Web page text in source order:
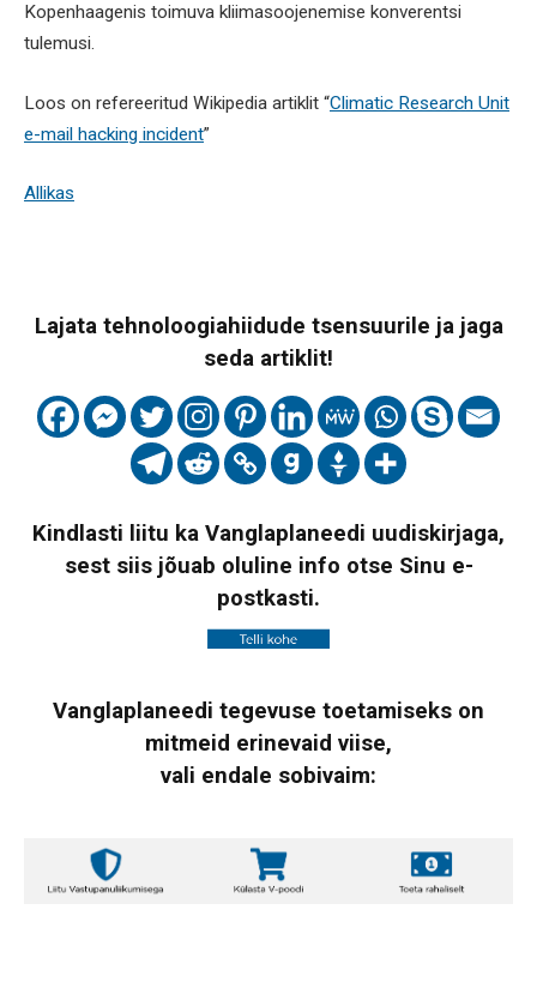
Kopenhaagenis toimuva kliimasoojenemise konverentsi
tulemusi.
Loos on refereeritud Wikipedia artiklit “Climatic Research Unit
e-mail hacking incident”
Allikas
Lajata tehnoloogiahiidude tsensuurile ja jaga
seda artiklit!
Kindlasti liitu ka Vanglaplaneedi uudiskirjaga,
sest siis jõuab oluline info otse Sinu e-
postkasti.
Vanglaplaneedi tegevuse toetamiseks on
mitmeid erinevaid viise,
vali endale sobivaim: